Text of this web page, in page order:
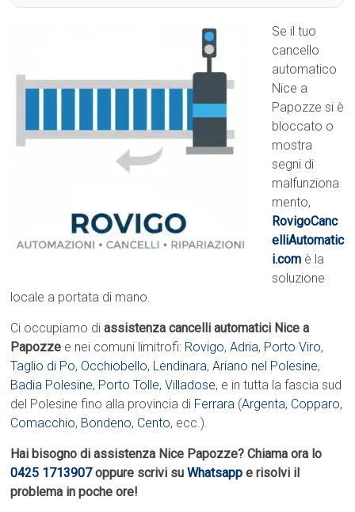
Se il tuo
cancello
automatico
Nice a
Papozze si è
bloccato o
mostra
segni di
malfunziona
mento,
RovigoCanc
elliAutomatic
i.com è la
soluzione
locale a portata di mano.
Ci occupiamo diassistenza cancelli automatici Nice a
Papozze e nei comuni limitrofi: Rovigo,Adria, Porto Viro,
Taglio di Po, Occhiobello, Lendinara,Ariano nel Polesine,
Badia Polesine, Porto Tolle,Villadose, e in tutta la fascia sud
del Polesine fino alla provincia di Ferrara (Argenta, Copparo,
Comacchio, Bondeno, Cento, ecc.).
Hai bisogno di assistenza Nice Papozze? Chiama ora lo
0425 1713907oppure scrivi suWhatsapp e risolvi il
problema in poche ore!